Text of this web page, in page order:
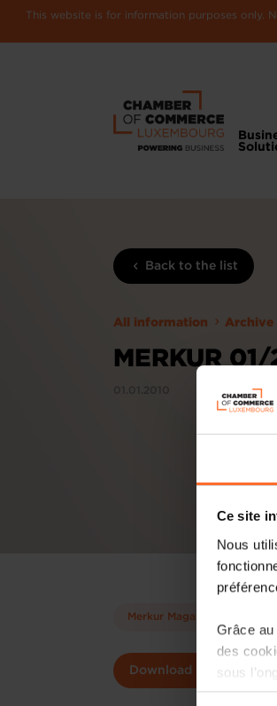
Ce site
Nous
Grâce
des
sous
This website is for information purposes only.
Back to the list
All information Archive
MERKUR
Merkur Magazine
Download